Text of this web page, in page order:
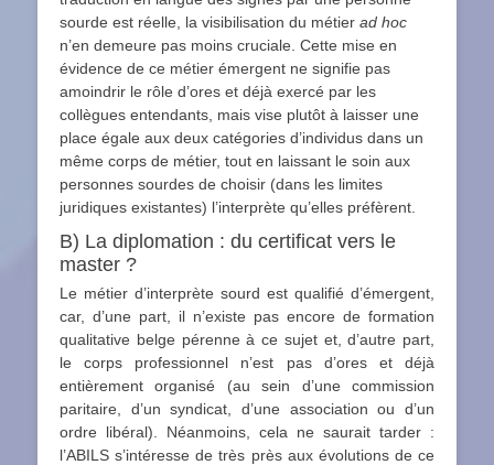
sourde est réelle, la visibilisation du métier ad hoc
n’en demeure pas moins cruciale. Cette mise en
évidence de ce métier émergent ne signifie pas
amoindrir le rôle d’ores et déjà exercé par les
collègues entendants, mais vise plutôt à laisser une
place égale aux deux catégories d’individus dans un
même corps de métier, tout en laissant le soin aux
personnes sourdes de choisir (dans les limites
juridiques existantes) l’interprète qu’elles préfèrent.
B) La diplomation : du certificat vers le
master ?
Le métier d’interprète sourd est qualifié d’émergent,
car, d’une part, il n’existe pas encore de formation
qualitative belge pérenne à ce sujet et, d’autre part,
le corps professionnel n’est pas d’ores et déjà
entièrement organisé (au sein d’une commission
paritaire, d’un syndicat, d’une association ou d’un
ordre libéral). Néanmoins, cela ne saurait tarder :
l’ABILS s’intéresse de très près aux évolutions de ce